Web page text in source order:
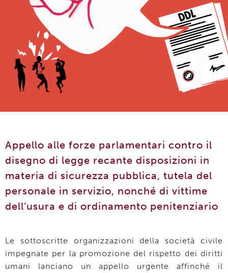
Appello alle forze parlamentari contro il
disegno di legge recante disposizioni in
materia di sicurezza pubblica, tutela del
personale in servizio, nonché di vittime
dell’usura e di ordinamento penitenziario
Le sottoscritte organizzazioni della società civile
impegnate per la promozione del rispetto dei diritti
umani lanciano un appello urgente affinché il